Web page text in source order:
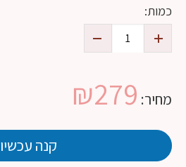
כמות:
מחיר: ₪279
קנה עכשיו